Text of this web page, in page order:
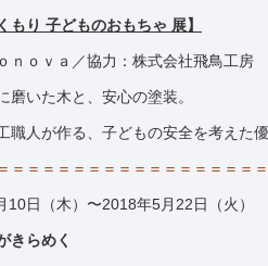
もり 子どものおもちゃ 展】
ｎｏｖａ／協力：株式会社飛鳥工房
磨いた木と、安心の塗装。
職人が作る、子どもの安全を考えた優
＝＝＝＝＝＝＝＝＝＝＝＝＝＝＝＝
10日（木）〜2018年5月22日（火）
きらめく